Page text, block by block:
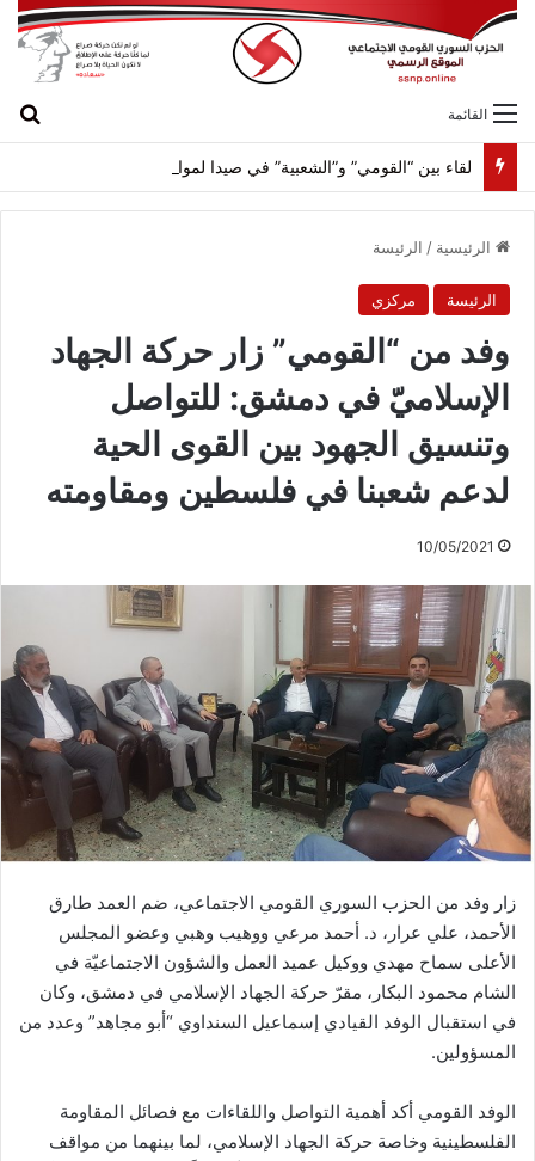
القائمة
الرئيسية / الرئيسة
الرئيسة مركزي
وفد من “القومي” زار حركة الجهاد
الإسلاميّ في دمشق: للتواصل
وتنسيق الجهود بين القوى الحية
لدعم شعبنا في فلسطين ومقاومته
10/05/2021
زار وفد من الحزب السوري القومي الاجتماعي، ضم العمد طارق
الأحمد، علي عرار، د. أحمد مرعي ووهيب وهبي وعضو المجلس
الأعلى سماح مهدي ووكيل عميد العمل والشؤون الاجتماعيّة في
الشام محمود البكار، مقرّ حركة الجهاد الإسلامي في دمشق، وكان
في استقبال الوفد القيادي إسماعيل السنداوي “أبو مجاهد” وعدد من
المسؤولين.
الوفد القومي أكد أهمية التواصل واللقاءات مع فصائل المقاومة
الفلسطينية وخاصة حركة الجهاد الإسلامي، لما بينهما من مواقف